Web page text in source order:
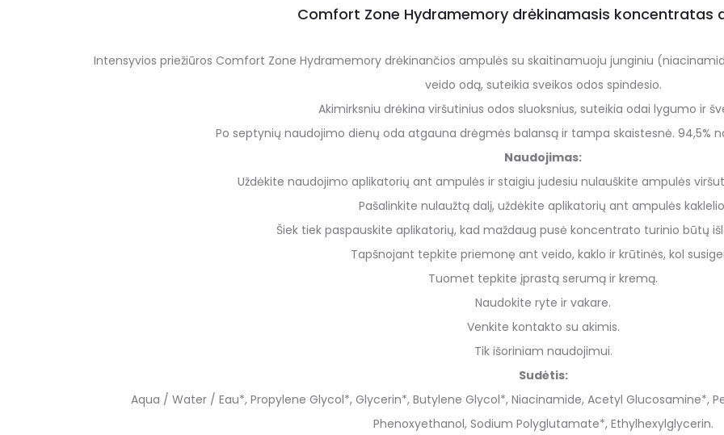
Comfort Zone Hydramemory drėkinamasis koncentratas
Intensyvios priežiūros Comfort Zone Hydramemory drėkinančios ampulės su skaitinamuoju junginiu
veido odą, suteikia sveikos odos spindesio.
Akimirksniu drėkina viršutinius odos sluoksnius, suteikia odai lygumo ir
Po septynių naudojimo dienų oda atgauna drėgmės balansą ir tampa skaistesnė. 94,5%
Naudojimas:
Uždėkite naudojimo aplikatorių ant ampulės ir staigiu judesiu nulauškite ampulės
Pašalinkite nulaužtą dalį, uždėkite aplikatorių ant ampulės
Šiek tiek paspauskite aplikatorių, kad maždaug pusė koncentrato turinio būtų
Tapšnojant tepkite priemonę ant veido, kaklo ir krūtinės, kol
Tuomet tepkite įprastą serumą ir kremą.
Naudokite ryte ir vakare.
Venkite kontakto su akimis.
Tik išoriniam naudojimui.
Sudėtis:
Aqua / Water / Eau*, Propylene Glycol*, Glycerin*, Butylene Glycol*, Niacinamide, Acetyl Glucosamine*,
Phenoxyethanol, Sodium Polyglutamate*, Ethylhexylglycerin.